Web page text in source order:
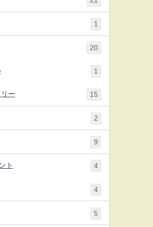
1
20
1
ー 15
2
9
ト 4
4
5